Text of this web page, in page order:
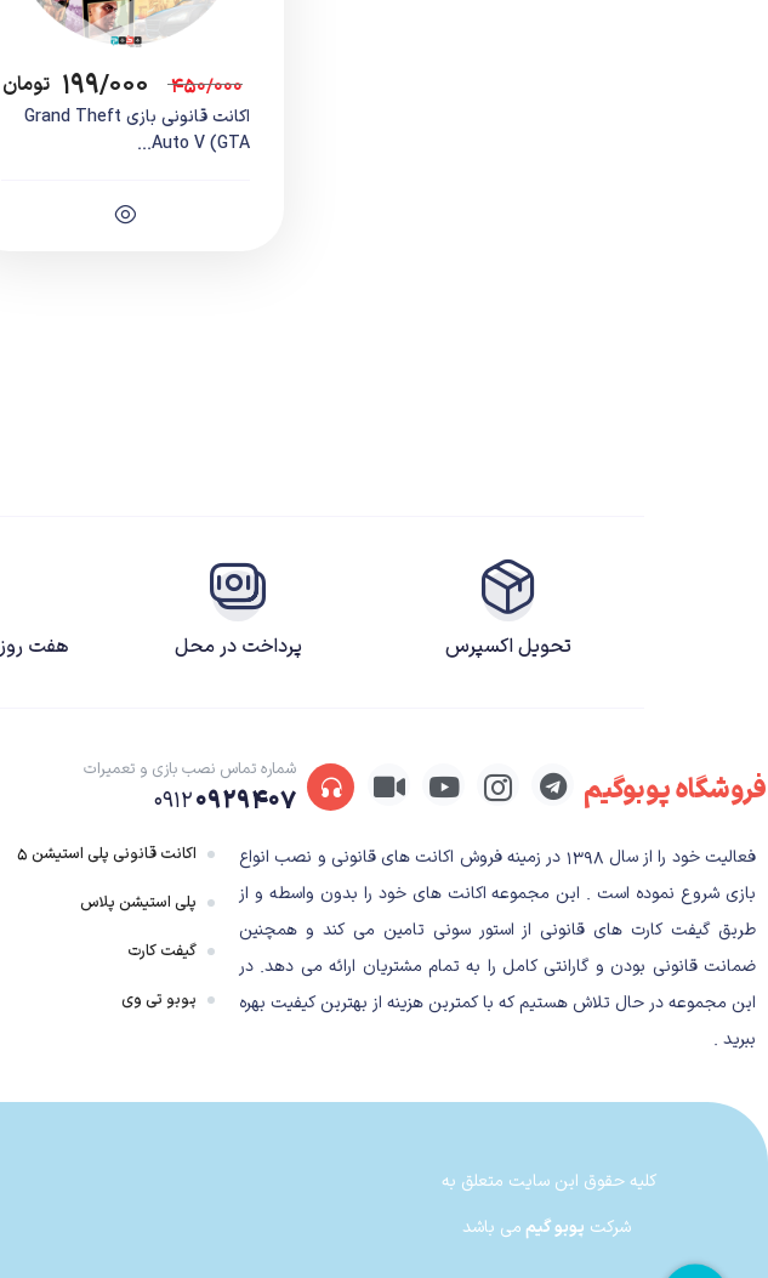
۴۵۰/۰۰۰ ۱۹۹/۰۰۰ تومان
اکانت قانونی بازی Grand Theft
Auto V (GTA...
تحویل اکسپرس پرداخت در محل هفت
فروشگاه پوبوگیم
شماره تماس نصب بازی و تعمیرات
۰۹۱۲۰۹۲۹۴۰۷
فعالیت خود را از سال ۱۳۹۸ در زمینه فروش اکانت های قانونی و نصب انواع
بازی شروع نموده است . این مجموعه اکانت های خود را بدون واسطه و از
طریق گیفت کارت های قانونی از استور سونی تامین می کند و همچنین
ضمانت قانونی بودن و گارانتی کامل را به تمام مشتریان ارائه می دهد. در
این مجموعه در حال تلاش هستیم که با کمترین هزینه از بهترین کیفیت بهره
ببرید .
اکانت قانونی پلی استیشن ۵
پلی استیشن پلاس
گیفت کارت
پوبو تی وی
کلیه حقوق این سایت متعلق به
شرکت پوبو گیممی باشد